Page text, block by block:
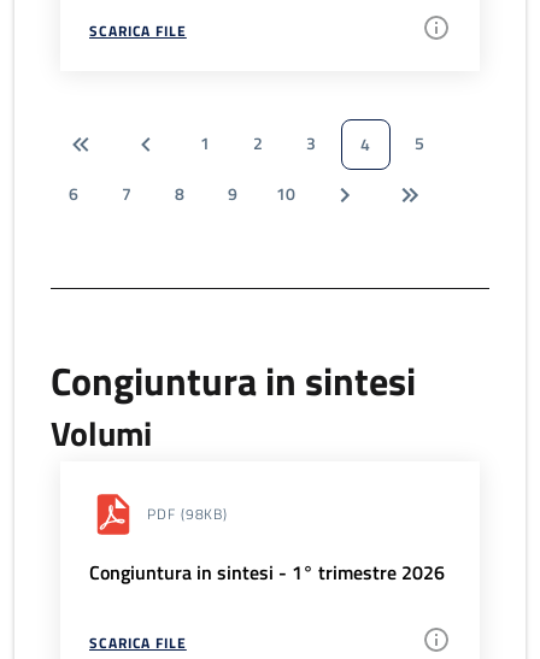
SCARICA FILE
1 2 3 4
5
6
7 8 9 10
Congiuntura in sintesi
Volumi
PDF (98KB)
Congiuntura in sintesi - 1° trimestre 2026
SCARICA FILE